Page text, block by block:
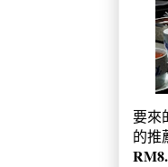
要來
的推